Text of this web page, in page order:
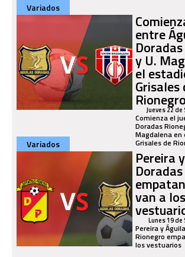
Variados
entre
y U.
el
Grisales
Rionegro
Jueves 22
Comienza el
Doradas
Magdalena
Grisales de
Variados
Pereira
van a los
Lunes 19
Pereira y
Rionegro
los vestuarios